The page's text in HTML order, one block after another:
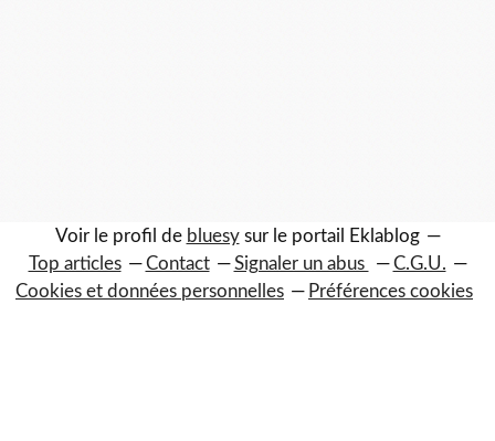
Voir le profil de bluesysur le portail Eklablog
Top articles
Contact Signaler un abus
C.G.U.
Cookies et données personnelles
Préférences cookies